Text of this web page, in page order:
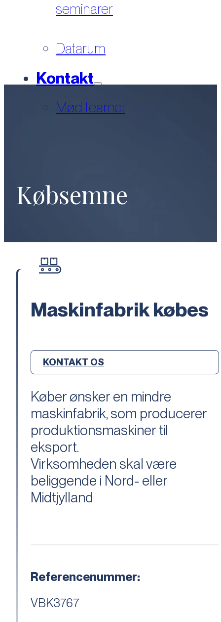
seminarer
Datarum
Kontakt
Mød teamet
Købsemne
Maskinfabrik købes
KONTAKT OS
Køber ønsker en mindre
maskinfabrik, som producerer
produktionsmaskiner til
eksport.
Virksomheden skal være
beliggende i Nord- eller
Midtjylland
Referencenummer:
VBK3767